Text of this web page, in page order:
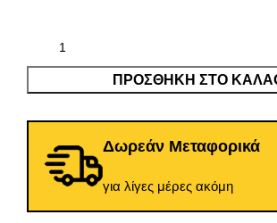
ΠΡΟΣΘΉΚΗ ΣΤΟ
Δωρεάν Μεταφορικά
για λίγες μέρες ακόμη